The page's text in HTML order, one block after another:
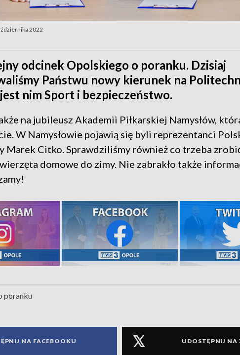
2022
odcinek Opolskiego o poranku. Dzisiaj
Państwu nowy kierunek na
nim Sport i bezpieczeństwo.
na jubileusz Akademii Piłkarskiej Namysłów,
W Namysłowie pojawią się byli reprezentanci
Marek Citko. Sprawdziliśmy również co trzeba
domowe do zimy. Nie zabrakło także
poranku
NA FACEBOOKU UDOSTĘPNIJ NA